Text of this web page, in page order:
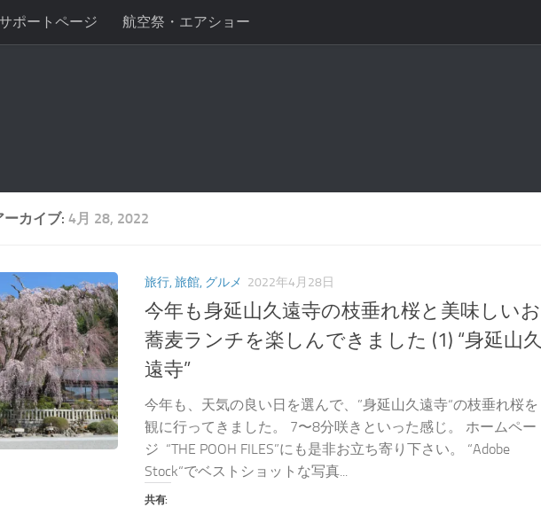
ポートページ 航空祭・エアショー
ーカイブ: 4月 28, 2022
旅行, 旅館, グルメ 2022年4月28日
今年も身延山久遠寺の枝垂れ桜と美味しいお
蕎麦ランチを楽しんできました (1) “身延山久
遠寺”
今年も、天気の良い日を選んで、”身延山久遠寺“の枝垂れ桜を
観に行ってきました。 7〜8分咲きといった感じ。 ホームペー
ジ “THE POOH FILES”にも是非お立ち寄り下さい。 “Adobe
Stock“でベストショットな写真...
共有: